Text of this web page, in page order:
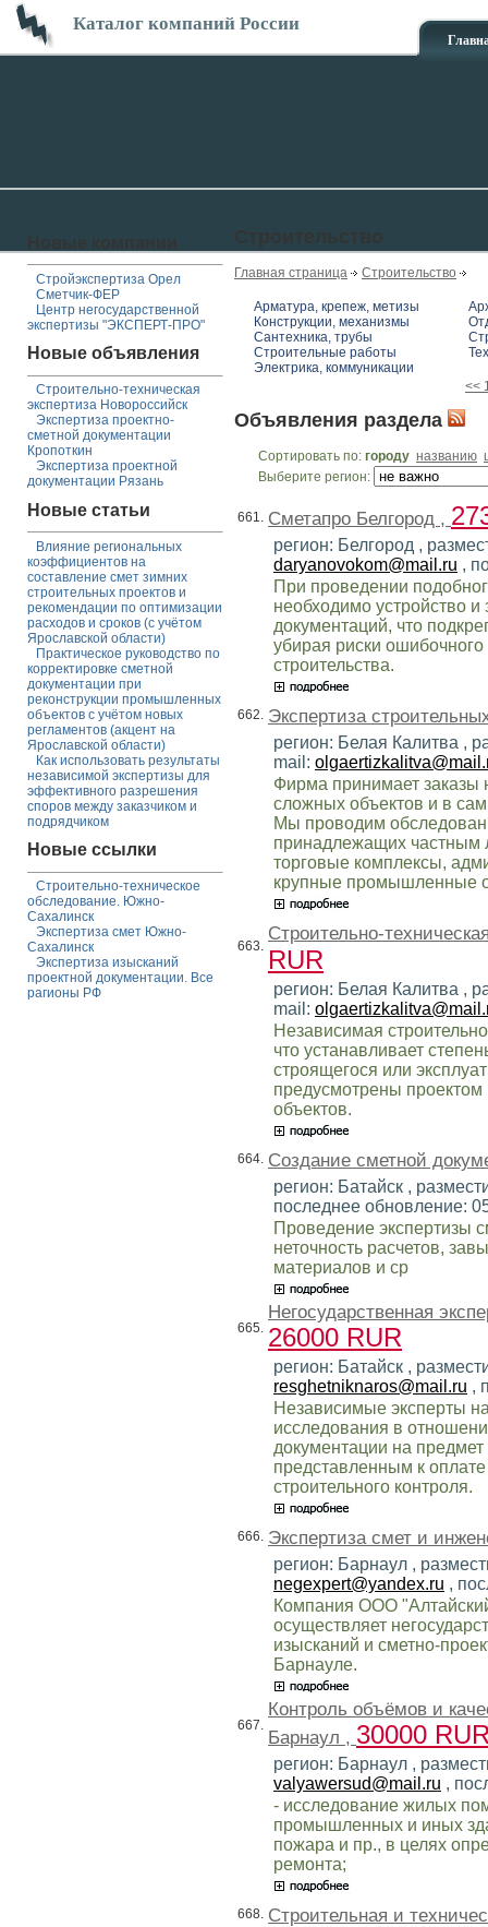
Каталог компаний России
Стройэкспертиза Орел
Сметчик-ФЕР
Центр негосударственной
экспертизы "ЭКСПЕРТ-ПРО"
Новые объявления
Строительно-техническая
экспертиза Новороссийск
Экспертиза проектно-
сметной документации
Кропоткин
Экспертиза проектной
документации Рязань
Новые статьи
Влияние региональных
коэффициентов на
составление смет зимних
строительных проектов и
рекомендации по оптимизации
расходов и сроков (с учётом
Ярославской области)
Практическое руководство по
корректировке сметной
документации при
реконструкции промышленных
объектов с учётом новых
регламентов (акцент на
Ярославской области)
Как использовать результаты
независимой экспертизы для
эффективного разрешения
споров между заказчиком и
подрядчиком
Новые ссылки
Строительно-техническое
обследование. Южно-
Сахалинск
Экспертиза смет Южно-
Сахалинск
Экспертиза изысканий
проектной документации. Все
рагионы РФ
Главная страница Строительство
Арматура, крепеж, метизы
Конструкции, механизмы
Сантехника, трубы
Строительные работы
Электрика, коммуникации
<<
Объявления раздела
Сортировать по: городу названию
Выберите регион:
661. Сметапро Белгород ,
регион: Белгород ,
daryanovokom@mail.ru ,
При проведении
необходимо устройство
документаций, что
убирая риски
строительства.
662. Экспертиза
регион: Белая Калитва ,
mail:
Фирма принимает заказы
сложных объектов и в
Мы проводим
принадлежащих частным
торговые комплексы,
крупные промышленные
663.
Строительно-
RUR
регион: Белая Калитва ,
mail:
Независимая
что устанавливает
строящегося или
предусмотрены
объектов.
664. Создание сметной
регион: Батайск ,
последнее обновление:
Проведение экспертизы
неточность расчетов,
материалов и ср
665.
Негосударственная
26000 RUR
регион: Батайск ,
resghetniknaros@mail.ru ,
Независимые эксперты
исследования в
документации на
представленным к
строительного контроля.
666. Экспертиза смет и
регион: Барнаул ,
negexpert@yandex.ru ,
Компания ООО
осуществляет
изысканий и сметно-
Барнауле.
667.
Контроль объёмов и
Барнаул , 30000
регион: Барнаул ,
valyawersud@mail.ru ,
- исследование жилых
промышленных и иных
пожара и пр., в целях
ремонта;
668. Строительная и